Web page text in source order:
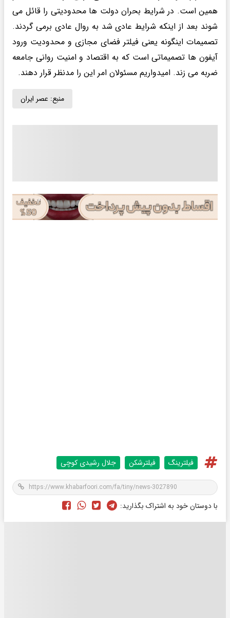
همین است. در شرایط بحران دولت ها محدودیتی را قائل می
شوند بعد از اینکه شرایط عادی شد به روال عادی برمی گردند.
تصمیمات اینگونه یعنی فیلتر فضای مجازی و محدودیت ورود
آیفون ها تصمیماتی است که به اقتصاد و امنیت روانی جامعه
ضربه می زند. امیدواریم مسئولان امر این را مدنظر قرار دهند.
منبع: عصر ایران
فیلترینگ فیلترشکن جلال رشیدی کوچی
با دوستان خود به اشتراک بگذارید: